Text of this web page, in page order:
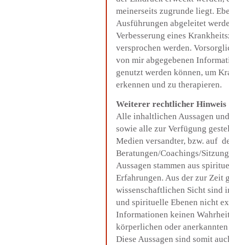
meinerseits zugrunde liegt.
Ausführungen abgeleitet
Verbesserung eines
versprochen werden.
von mir abgegebenen
genutzt werden können, um
erkennen und zu therapieren.
Weiterer rechtlicher Hinweis
Alle inhaltlichen Aussagen
sowie alle zur Verfügung
Medien versandter, bzw. auf
Beratungen/Coachings/
Aussagen stammen aus
Erfahrungen. Aus der zur Zeit
wissenschaftlichen Sicht sind
und spirituelle Ebenen nicht
Informationen keinen
körperlichen oder
Diese Aussagen sind somit